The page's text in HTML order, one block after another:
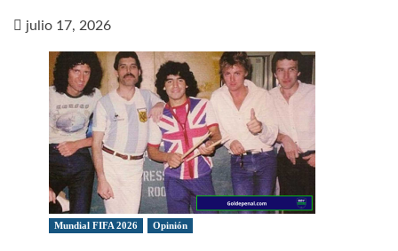
julio 17, 2026
Mundial FIFA 2026 Opinión